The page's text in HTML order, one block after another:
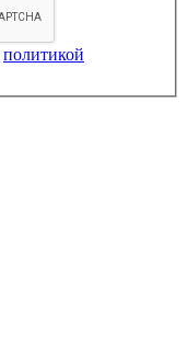
политикой